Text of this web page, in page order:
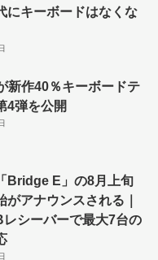
にキーボードはなくな
新作40％キーボードテ
4弾を公開
Bridge E」の8月上旬
がアナウンスされる｜
シーバーで最大7台の